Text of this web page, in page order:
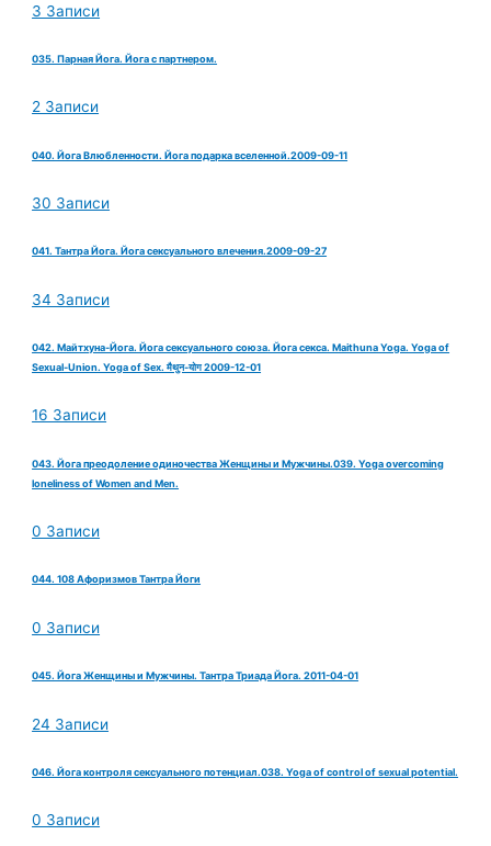
3 Записи
035. Парная Йога. Йога с партнером.
2 Записи
040. Йога Влюбленности. Йога подарка вселенной.2009-09-11
30 Записи
041. Тантра Йога. Йога сексуального влечения.2009-09-27
34 Записи
042. Майтхуна-Йога. Йога сексуального союза. Йога секса. Maithuna Yoga. Yoga of
Sexual-Union. Yoga of Sex. मैथुन-योग 2009-12-01
16 Записи
043. Йога преодоление одиночества Женщины и Мужчины.039. Yoga overcoming
loneliness of Women and Men.
0 Записи
044. 108 Афоризмов Тантра Йоги
0 Записи
045. Йога Женщины и Мужчины. Тантра Триада Йога. 2011-04-01
24 Записи
046. Йога контроля сексуального потенциал.038. Yoga of control of sexual potential.
0 Записи